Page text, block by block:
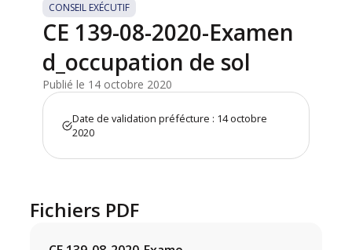
CONSEIL EXÉCUTIF
CE 139-08-2020-Examen
d_occupation de sol
Publié le 14 octobre 2020
Date de validation préfécture : 14 octobre
2020
Fichiers PDF